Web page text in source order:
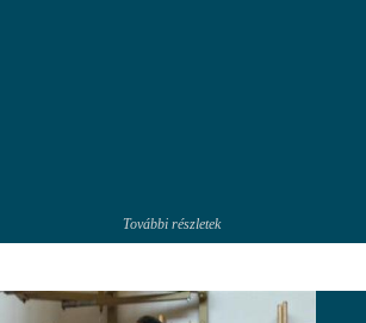
További részletek